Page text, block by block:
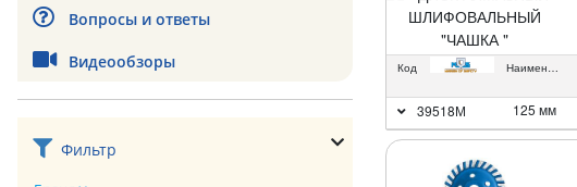
Вопросы и ответы
Видеообзоры
Фильтр
Код Наименование
39518М 125 мм